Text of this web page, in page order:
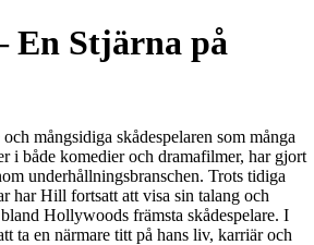
En Stjärna på
mångsidiga skådespelaren som många
i både komedier och dramafilmer, har gjort
underhållningsbranschen. Trots tidiga
har Hill fortsatt att visa sin talang och
Hollywoods främsta skådespelare. I
ta en närmare titt på hans liv, karriär och